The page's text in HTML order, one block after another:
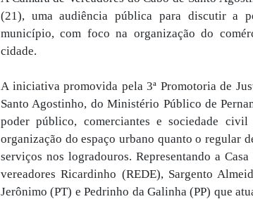
(21), uma audiência pública para discutir a
município, com foco na organização do
cidade.
A iniciativa promovida pela 3ª Promotoria de
Santo Agostinho, do Ministério Público de
poder público, comerciantes e sociedade
organização do espaço urbano quanto o regular
serviços nos logradouros. Representando a
vereadores Ricardinho (REDE), Sargento
Jerônimo (PT) e Pedrinho da Galinha (PP) que